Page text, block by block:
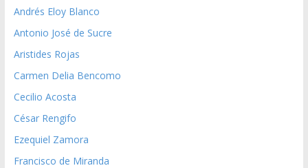
Andrés Eloy Blanco
Antonio José de Sucre
Aristides Rojas
Carmen Delia Bencomo
Cecilio Acosta
César Rengifo
Ezequiel Zamora
Francisco de Miranda